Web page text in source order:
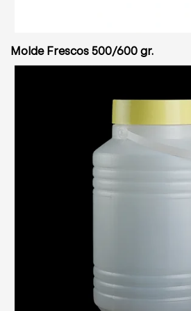
Molde Frescos 500/600 gr.